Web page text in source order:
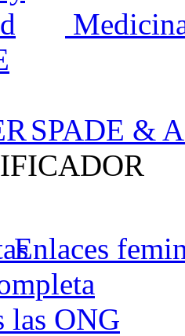
SPADE &
Enlaces